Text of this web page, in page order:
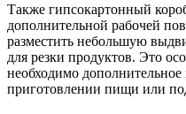
Также гипсокартонный
дополнительной рабочей
разместить небольшую
для резки продуктов. Это
необходимо дополнительное
приготовлении пищи или